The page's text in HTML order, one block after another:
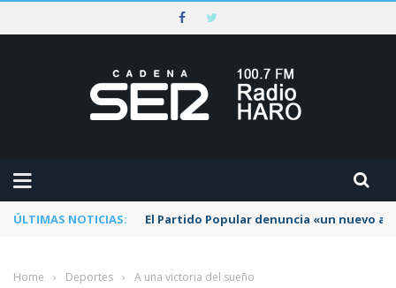
ÚLTIMAS NOTICIAS: El Partido Popular denuncia «un nuevo
Home › Deportes › A una victoria del sueño